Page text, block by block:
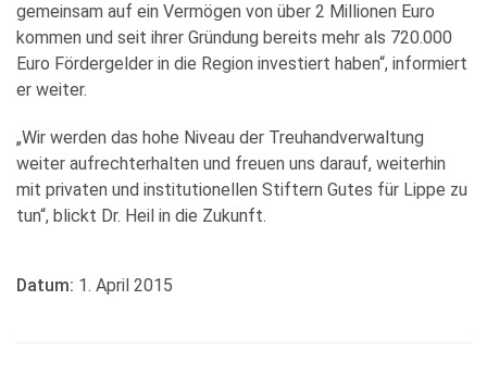
Datum: 1. April 2015
gemeinsam auf ein Vermögen von über 2 Millionen Euro
kommen und seit ihrer Gründung bereits mehr als 720.000
Euro Fördergelder in die Region investiert haben“, informiert
er weiter.
„Wir werden das hohe Niveau der Treuhandverwaltung
weiter aufrechterhalten und freuen uns darauf, weiterhin
mit privaten und institutionellen Stiftern Gutes für Lippe zu
tun“, blickt Dr. Heil in die Zukunft.